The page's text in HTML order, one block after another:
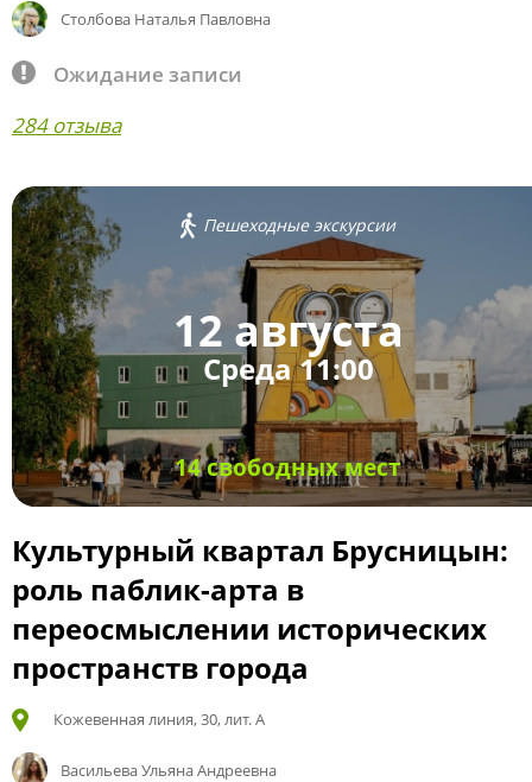
Столбова Наталья Павловна
Ожидание записи
284 отзыва
Пешеходные экскурсии
12 августа
Среда 11:00
14 свободных мест
Культурный квартал Брусницын:
роль паблик-арта в
переосмыслении исторических
пространств города
Кожевенная линия, 30, лит. А
Васильева Ульяна Андреевна